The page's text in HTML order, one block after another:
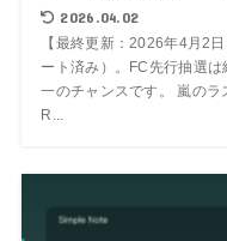
2026.04.02
【最終更新：2026年4月2
ート済み）。FC先行抽選
一のチャンスです。 嵐の
R...